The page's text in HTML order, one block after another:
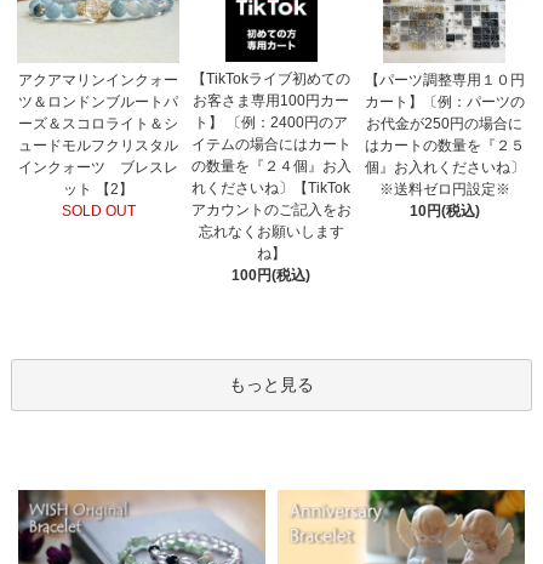
アクアマリンインクォー
ツ＆ロンドンブルートパ
ーズ＆スコロライト＆シ
ュードモルフクリスタル
インクォーツ ブレスレ
ット 【2】
SOLD OUT
【TikTokライブ初めての
お客さま専用100円カー
ト】 〔例：2400円のア
イテムの場合にはカート
の数量を『２４個』お入
れくださいね〕【TikTok
アカウントのご記入をお
忘れなくお願いします
ね】
100円(税込)
【パーツ調整専用１０円
カート】〔例：パーツの
お代金が250円の場合に
はカートの数量を『２５
個』お入れくださいね〕
※送料ゼロ円設定※
10円(税込)
もっと見る